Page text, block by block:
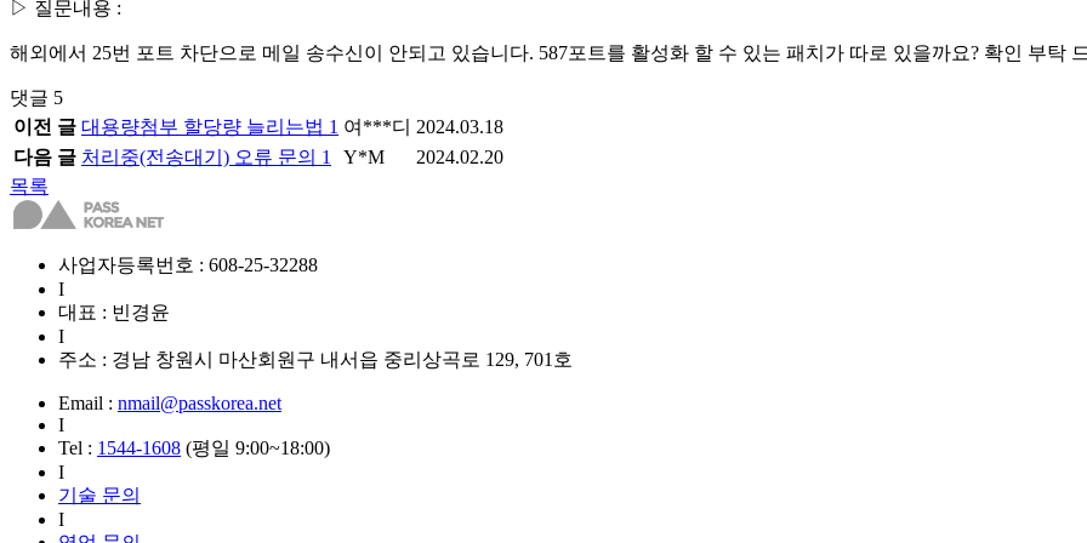
▷ 질문내용 :
해외에서 25번 포트 차단으로 메일 송수신이 안되고 있습니다. 587포트를 활성화 할 수 있는 패치가 따로 있을까요? 확인 부탁
댓글 5
이전 글 대용량첨부 할당량 늘리는법 1 여***디 2024.03.18
다음 글 처리중(전송대기) 오류 문의 1 Y*M
2024.02.20
목록
사업자등록번호 : 608-25-32288
I
대표 : 빈경윤
I
주소 : 경남 창원시 마산회원구 내서읍 중리상곡로 129, 701호
Email : nmail@passkorea.net
I
Tel : 1544-1608 (평일 9:00~18:00)
I
기술 문의
I